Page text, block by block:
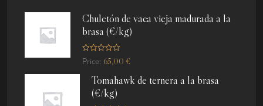
Chuletón de vaca vieja madurada a la
brasa (€/kg)
R
aPrice: 65,00 €
Tomahawk de ternera a la brasa
(€/kg)